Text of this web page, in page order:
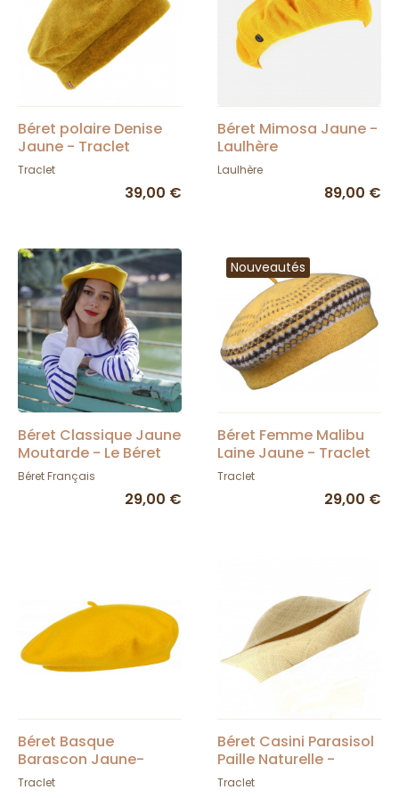
Béret polaire Denise
Jaune - Traclet
Traclet
39,00 €
Béret Mimosa Jaune -
Laulhère
Laulhère
89,00 €
Béret Classique Jaune
Moutarde - Le Béret
Français
Béret Français
29,00 €
Nouveautés
Béret Femme Malibu
Laine Jaune - Traclet
Traclet
29,00 €
Béret Basque
Barascon Jaune-
Traclet
Traclet
Béret Casini Parasisol
Paille Naturelle -
Traclet
Traclet